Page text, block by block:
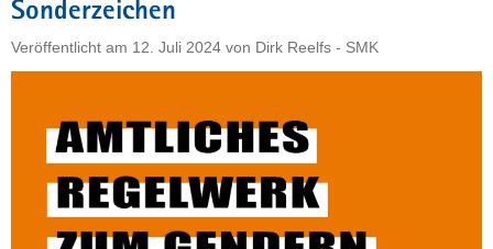
a
v
i
Sonderzeichen
Veröffentlicht am 12. Juli 2024 von Dirk Reelfs - SMK